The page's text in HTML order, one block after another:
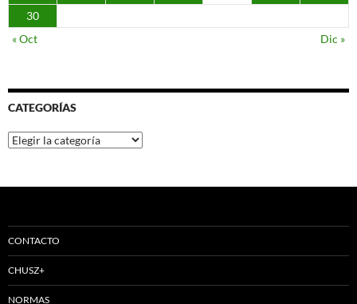
30
« Oct
Dic »
CATEGORÍAS
Categorías
CONTACTO
CHUSZ+
NORMAS